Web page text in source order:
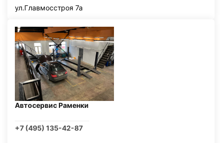
ул.Главмосстроя 7а
Автосервис Раменки
+7 (495) 135-42-87